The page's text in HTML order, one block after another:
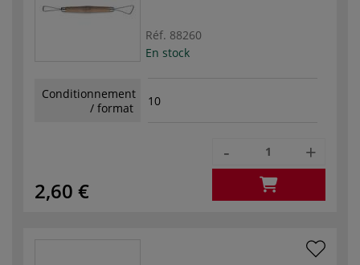
Réf. 88260
En stock
Conditionnement
/ format
10
2,60 €
- +